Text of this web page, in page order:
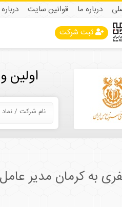
درباره ما قوانین سایت
ثبت شرکت
به کرمان مدیر عامل